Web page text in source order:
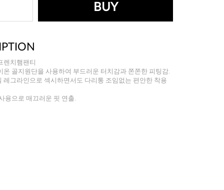
BUY
렌치햄팬티
온 골지원단을 사용하여 부드러운 터치감과 쫀쫀한 피팅감.
레그라인으로 섹시하면서도 다리통 조임없는 편안한 착용
용으로 매끄러운 핏 연출.